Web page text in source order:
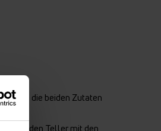
die beiden Zutaten
Stelle den Teller mit den